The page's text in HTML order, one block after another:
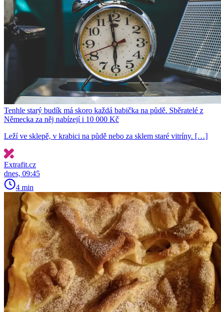
Tenhle starý budík má skoro každá babička na půdě. Sběratelé z
Německa za něj nabízejí i 10 000 Kč
Leží ve sklepě, v krabici na půdě nebo za sklem staré vitríny. […]
Extrafit.cz
dnes, 09:45
4 min